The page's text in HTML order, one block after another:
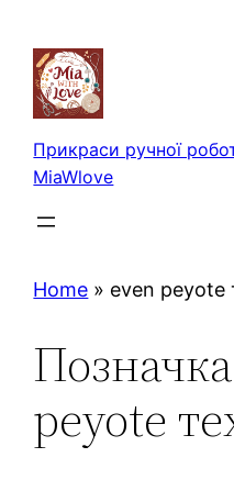
вмісту
Прикраси ручної
MiaWlove
Home » even peyote
peyote